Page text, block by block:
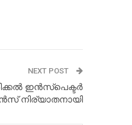
NEXT POST
ഇൻസ്പെക്ടർ
നിര്യാതനായി